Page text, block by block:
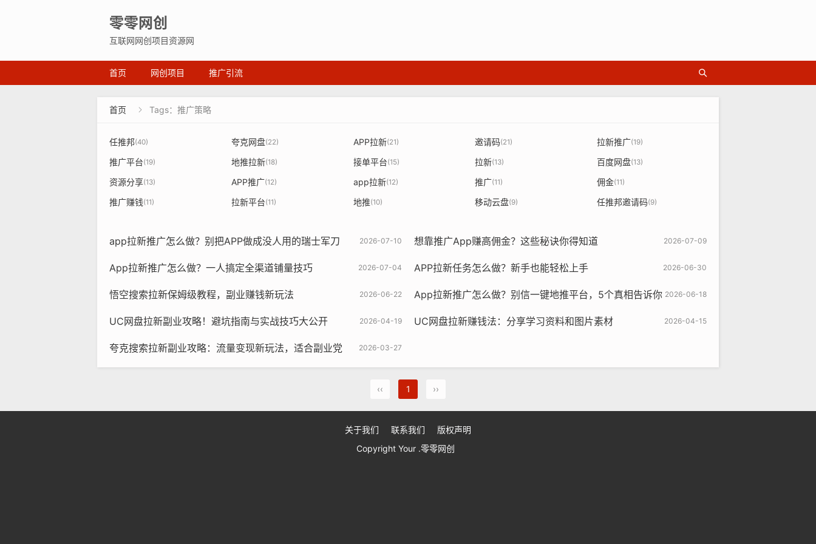
零零网创
互联网网创项目资源网
首页 网创项目 推广引流
首页  Tags：推广策略
任推邦(40) 夸克网盘(22) APP拉新(21) 邀请码(21) 拉新推广(19)
推广平台(19) 地推拉新(18) 接单平台(15) 拉新(13) 百度网盘(13)
资源分享(13) APP推广(12) app拉新(12) 推广(11) 佣金(11)
推广赚钱(11) 拉新平台(11) 地推(10) 移动云盘(9) 任推邦邀请码(9)
2026-07-10
app拉新推广怎么做？别把APP做成没人用的瑞士军刀 2026-07-09
想靠推广App赚高佣金？这些秘诀你得知道
2026-07-04
App拉新推广怎么做？一人搞定全渠道铺量技巧 2026-06-30
APP拉新任务怎么做？新手也能轻松上手
2026-06-22
悟空搜索拉新保姆级教程，副业赚钱新玩法 2026-06-18
App拉新推广怎么做？别信一键地推平台，5个真相告诉你
2026-04-19
UC网盘拉新副业攻略！避坑指南与实战技巧大公开 2026-04-15
UC网盘拉新赚钱法：分享学习资料和图片素材
2026-03-27
夸克搜索拉新副业攻略：流量变现新玩法，适合副业党
‹‹ 1 ››
关于我们 联系我们
版权声明
Copyright Your .零零网创